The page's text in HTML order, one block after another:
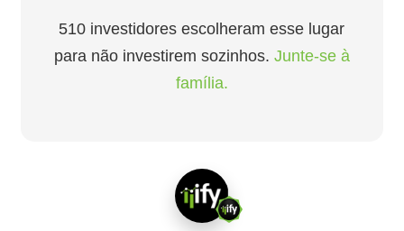
510 investidores escolheram esse lugar
para não investirem sozinhos. Junte-se à
família.